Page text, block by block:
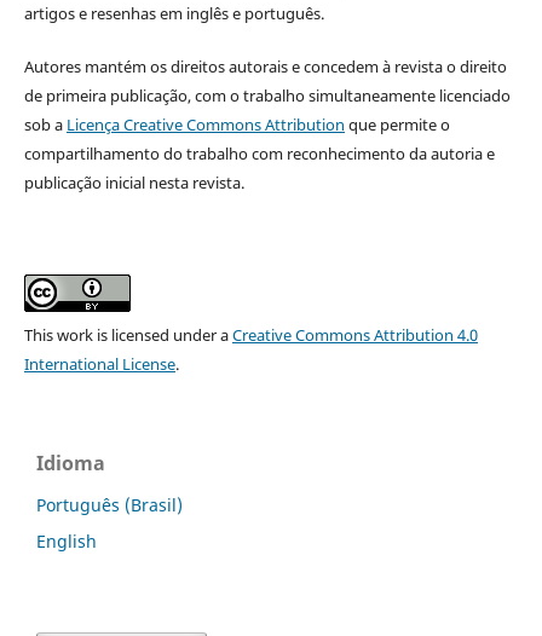
artigos e resenhas em inglês e português.
Autores mantém os direitos autorais e concedem à revista o direito
de primeira publicação, com o trabalho simultaneamente licenciado
sob a Licença Creative Commons Attribution que permite o
compartilhamento do trabalho com reconhecimento da autoria e
publicação inicial nesta revista.
This work is licensed under aCreative Commons Attribution 4.0
International License.
Idioma
Português (Brasil)
English